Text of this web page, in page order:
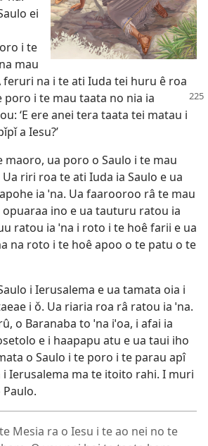
ei
i te
mau
feruri na i te ati Iuda tei huru ê roa
poro i te mau taata no nia ia
‘E ere anei tera taata tei matau i
a Iesu?’
maoro, ua poro o Saulo i te mau
riri roa te ati Iuda ia Saulo e ua
ia ˈna. Ua faarooroo râ te mau
ino e ua tauturu ratou ia
ratou ia ˈna i roto i te hoê farii e ua
na roto i te hoê apoo o te patu o te
i Ierusalema e ua tamata oia i
i ǒ. Ua riaria roa râ ratou ia ˈna.
o Baranaba to ˈna iˈoa, i afai ia
e i haapapu atu e ua taui iho
o Saulo i te poro i te parau apî
i Ierusalema ma te itoito rahi. I muri
Mesia ra o Iesu i te ao nei no te